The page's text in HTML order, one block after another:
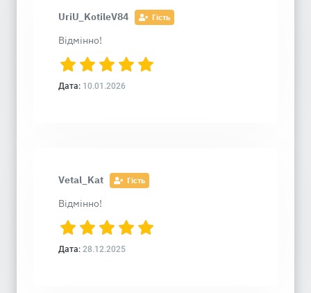
UriU_KotileV84 Гість
Відмінно!
Дата: 10.01.2026
Vetal_Kat Гість
Відмінно!
Дата: 28.12.2025